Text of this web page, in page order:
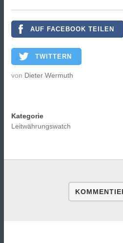
AUF FACEBOOK TEILEN
TWITTERN
von Dieter Wermuth
Kategorie
Leitwährungswatch